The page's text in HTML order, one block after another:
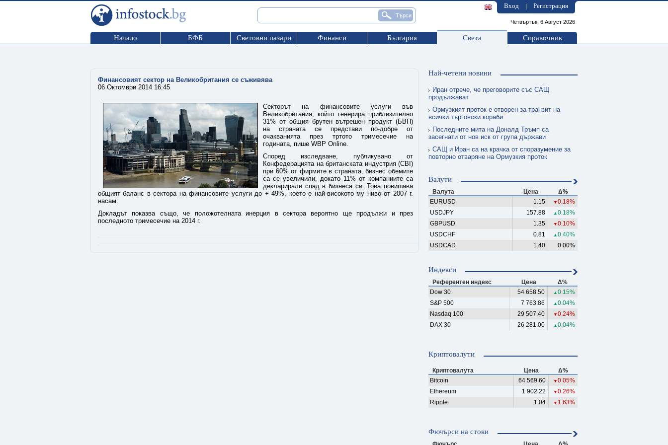
Вход Регистрация
Четвъртък, 6 Август 2026
Начало БФБ Световни пазари Финанси България Света Справочник
Финансовият сектор на Великобритания се съживява
06 Октомври 2014 16:45
Секторът на финансовите услуги във
Великобритания, който генерира приблизително
31% от общия брутен вътрешен продукт (БВП)
на страната се представи по-добре от
очакванията през тртото тримесечие на
годината, пише WBP Online.
Според изследване, публикувано от
Конфедерацията на британската индустрия (CBI)
при 60% от фирмите в страната, бизнес обемите
са се увеличили, докато 11% от компаниите са
декларирали спад в бизнеса си. Това повишава
общият баланс в сектора на финансовите услуги до + 49%, което е най-високото му ниво от 2007 г.
насам.
Докладът показва също, че положотелната инерция в сектора вероятно ще продължи и през
последното тримесечие на 2014 г.
Най-четени новини
Иран отрече, че преговорите със САЩ
продължават
Ормузкият проток е отворен за транзит на
всички търговски кораби
Последните мита на Доналд Тръмп са
засегнати от нов иск от група държави
САЩ и Иран са на крачка от споразумение за
повторно отваряне на Ормузкия проток
Валути
Валута Цена
Δ%
EURUSD
1.15 ▼ 0.18%
USDJPY
157.88 ▲ 0.18%
GBPUSD
1.35 ▼ 0.10%
USDCHF
0.81 ▲ 0.40%
USDCAD
1.40 0.00%
Индекси
Референтен индекс Цена
Δ%
Dow 30
54 658.50 ▲ 0.15%
S&P 500
7 763.86 ▲ 0.04%
Nasdaq 100
29 507.40 ▼ 0.24%
DAX 30
26 281.00 ▲ 0.04%
Криптовалути
Криптовалута Цена
Δ%
Bitcoin
64 569.60 ▼ 0.05%
Ethereum
1 902.22 ▼ 0.26%
Ripple
1.04 ▼ 1.63%
Фючърси на стоки